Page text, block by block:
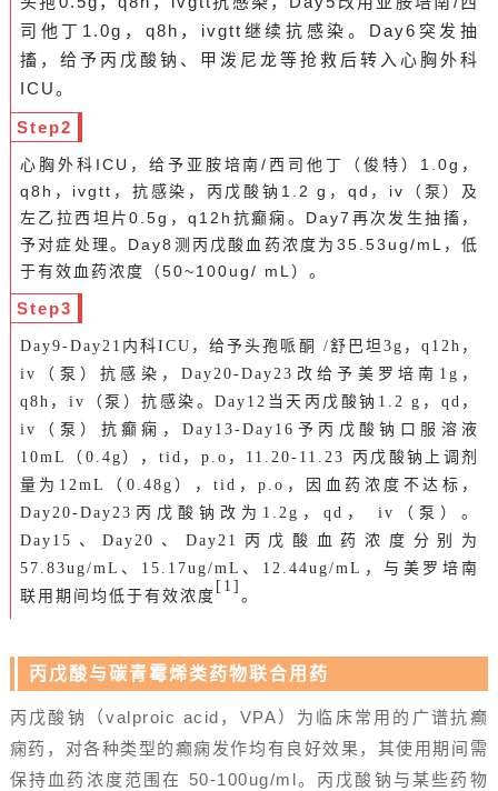
司他丁1.0g，q8h，ivgtt继续抗感染。Day6突发抽
搐，给予丙戊酸钠、甲泼尼龙等抢救后转入心胸外科
ICU。
Step2
心胸外科ICU，给予亚胺培南/西司他丁（俊特）1.0g，
q8h，ivgtt，抗感染，丙戊酸钠1.2 g，qd，iv（泵）及
左乙拉西坦片0.5g，q12h抗癫痫。Day7再次发生抽搐，
予对症处理。Day8测丙戊酸血药浓度为35.53ug/mL，低
于有效血药浓度（50~100ug/ mL）。
Step3
Day9-Day21内科ICU，给予头孢哌酮 /舒巴坦3g，q12h，
iv（泵）抗感染，Day20-Day23改给予美罗培南1g，
q8h，iv（泵）抗感染。Day12当天丙戊酸钠1.2 g，qd，
iv（泵）抗癫痫，Day13-Day16予丙戊酸钠口服溶液
10mL（0.4g），tid，p.o，11.20-11.23 丙戊酸钠上调剂
量为12mL（0.48g），tid，p.o，因血药浓度不达标，
Day20-Day23丙戊酸钠改为1.2g，qd， iv（泵）。
Day15、Day20、Day21丙戊酸血药浓度分别为
57.83ug/mL、15.17ug/mL、12.44ug/mL，与美罗培南
联用期间均低于有效浓度
[1]
。
丙戊酸与碳青霉烯类药物联合用药
丙戊酸钠（valproic acid，VPA）为临床常用的广谱抗癫
痫药，对各种类型的癫痫发作均有良好效果，其使用期间需
保持血药浓度范围在 50-100ug/ml。丙戊酸钠与某些药物